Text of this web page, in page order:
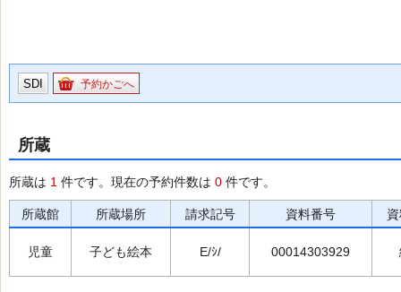
SDI 予約かごへ
所蔵
所蔵は 1 件です。現在の予約件数は 0 件です。
所蔵館 所蔵場所 請求記号 資料番号
児童 子ども絵本 E/ｼ/ 00014303929